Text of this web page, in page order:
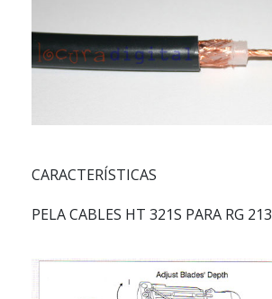
CARACTERÍSTICAS
PELA CABLES HT 321S PARA RG 213